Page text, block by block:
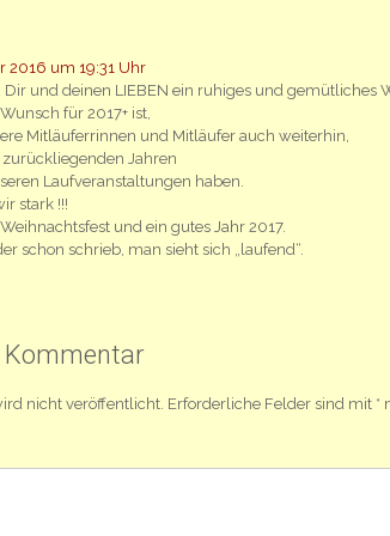
2016 um 19:31 Uhr
Dir und deinen LIEBEN ein ruhiges und gemütliches
für 2017+ ist,
Mitläuferrinnen und Mitläufer auch weiterhin,
Jahren
Laufveranstaltungen haben.
stark !!!
und ein gutes Jahr 2017.
schon schrieb, man sieht sich „laufend“.
Kommentar
nicht veröffentlicht. Erforderliche Felder sind mit *